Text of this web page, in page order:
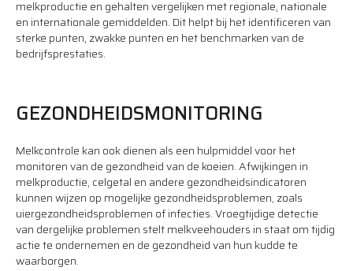
melkproductie en gehalten vergelijken met regionale, nationale
en internationale gemiddelden. Dit helpt bij het identificeren van
sterke punten, zwakke punten en het benchmarken van de
bedrijfsprestaties.
GEZONDHEIDSMONITORING
Melkcontrole kan ook dienen als een hulpmiddel voor het
monitoren van de gezondheid van de koeien. Afwijkingen in
melkproductie, celgetal en andere gezondheidsindicatoren
kunnen wijzen op mogelijke gezondheidsproblemen, zoals
uiergezondheidsproblemen of infecties. Vroegtijdige detectie
van dergelijke problemen stelt melkveehouders in staat om tijdig
actie te ondernemen en de gezondheid van hun kudde te
waarborgen.